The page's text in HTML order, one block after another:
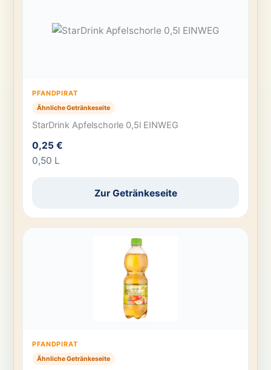
PFANDPIRAT
Ähnliche Getränkeseite
StarDrink Apfelschorle 0,5l EINWEG
0,25 €
0,50 L
Zur Getränkeseite
PFANDPIRAT
Ähnliche Getränkeseite